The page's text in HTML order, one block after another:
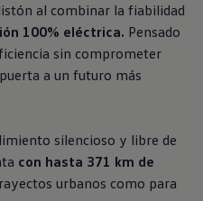
al combinar la fiabilidad
100% eléctrica. Pensado
sin comprometer
a un futuro más
silencioso y libre de
con hasta 371 km de
urbanos como para